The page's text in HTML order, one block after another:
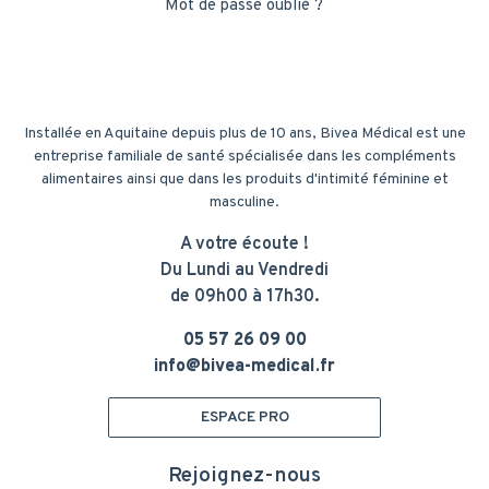
Mot de passe oublié ?
Installée en Aquitaine depuis plus de 10 ans, Bivea Médical est une
entreprise familiale de santé spécialisée dans les compléments
alimentaires ainsi que dans les produits d'intimité féminine et
masculine.
A votre écoute !
Du Lundi au Vendredi
de 09h00 à 17h30.
05 57 26 09 00
info@bivea-medical.fr
ESPACE PRO
Rejoignez-nous